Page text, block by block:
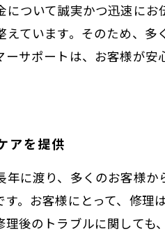
について誠実かつ迅速に
えています。そのため、
ーサポートは、お客様が
アを提供
年に渡り、多くのお客様
。お客様にとって、修
後のトラブルに関して